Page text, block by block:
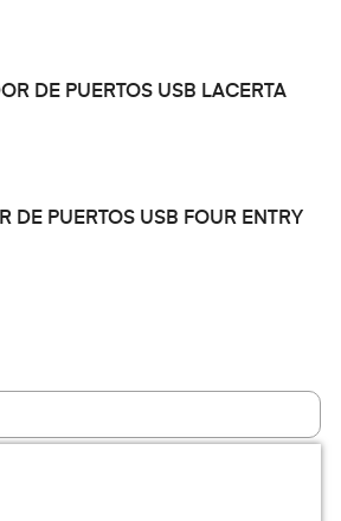
LEER MÁS
DE PUERTOS USB LACERTA
LEER MÁS
DE PUERTOS USB FOUR ENTRY